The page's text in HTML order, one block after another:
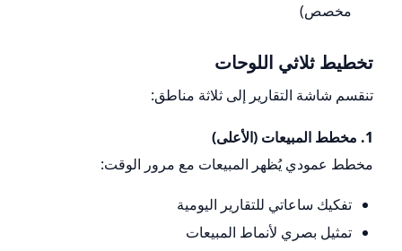
مخصص)
تخطيط ثلاثي اللوحات
تنقسم شاشة التقارير إلى ثلاثة مناطق:
1. مخطط المبيعات (الأعلى)
مخطط عمودي يُظهر المبيعات مع مرور الوقت:
تفكيك ساعاتي للتقارير اليومية
تمثيل بصري لأنماط المبيعات